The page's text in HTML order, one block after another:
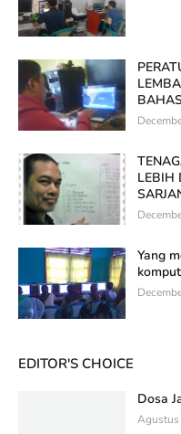
LEBIH
Yang
EDITOR'S CHOICE
Dosa